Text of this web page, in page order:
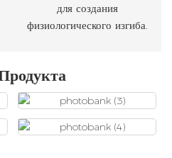
для создания
физиологического изгиба.